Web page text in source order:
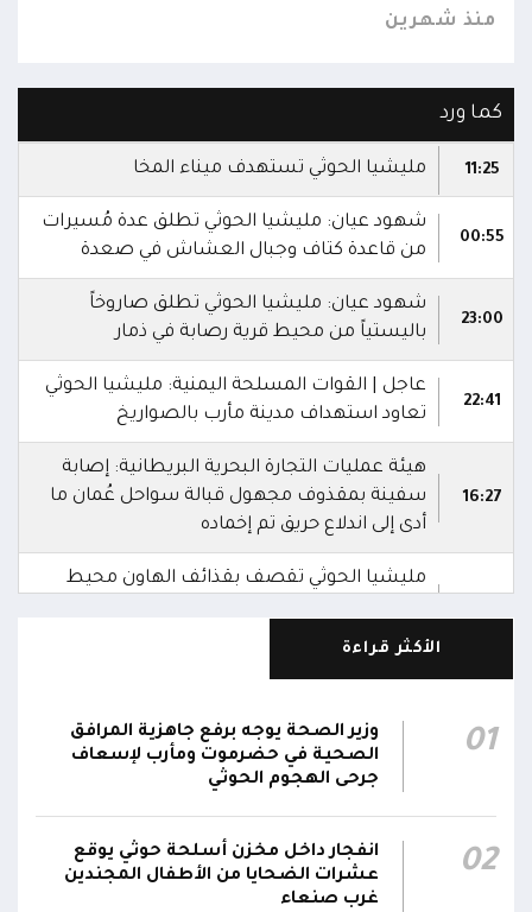
منذ شهرين
كما ورد
11:25 مليشيا الحوثي تستهدف ميناء المخا
00:55
شهود عيان: مليشيا الحوثي تطلق عدة مُسيرات
من قاعدة كتاف وجبال العشاش في صعدة
23:00
شهود عيان: مليشيا الحوثي تطلق صاروخاً
باليستياً من محيط قرية رصابة في ذمار
22:41
عاجل | القوات المسلحة اليمنية: مليشيا الحوثي
تعاود استهداف مدينة مأرب بالصواريخ
16:27
هيئة عمليات التجارة البحرية البريطانية: إصابة
سفينة بمقذوف مجهول قبالة سواحل عُمان ما
أدى إلى اندلاع حريق تم إخماده
مليشيا الحوثي تقصف بقذائف الهاون محيط
قعطبة في الضالع
في الضالع
قصف حوثي عشوائي بالسلاح الثقيل يستهدف
الأكثر قراءة
01
وزير الصحة يوجه برفع جاهزية المرافق
الصحية في حضرموت ومأرب لإسعاف
جرحى الهجوم الحوثي
02
انفجار داخل مخزن أسلحة حوثي يوقع
عشرات الضحايا من الأطفال المجندين
غرب صنعاء